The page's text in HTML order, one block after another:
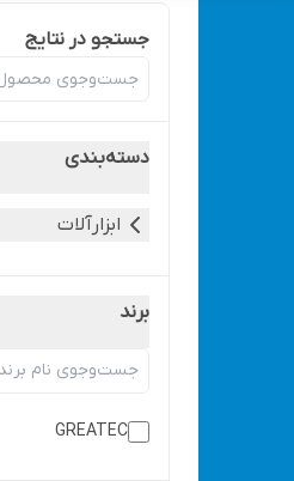
جستجو در نتایج
دسته‌بندی
ابزارآلات
برند
GREATEC